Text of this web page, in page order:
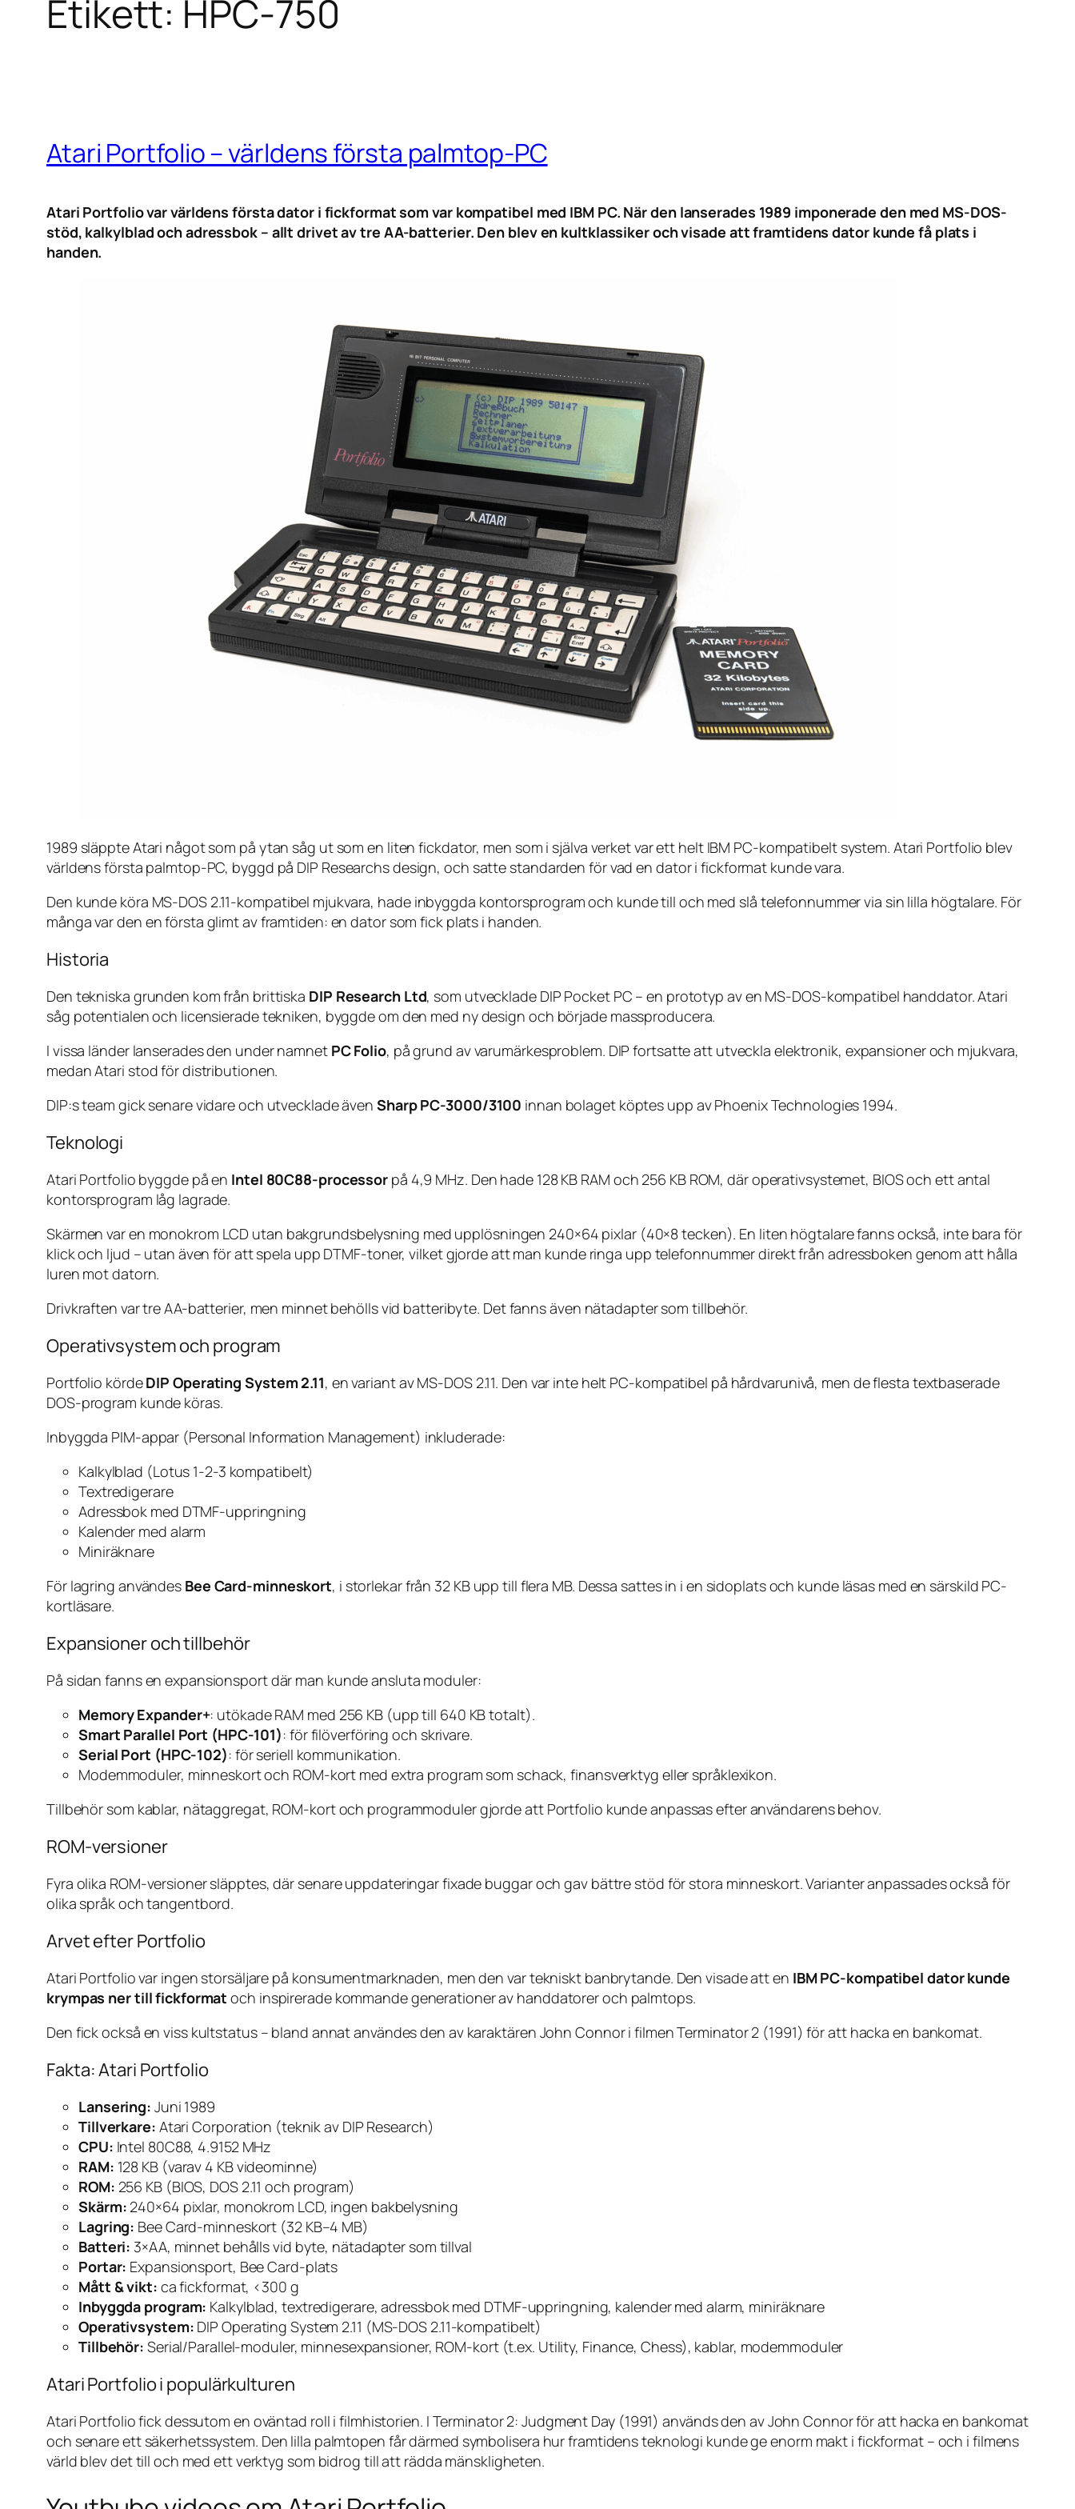
Etikett: HPC-750
Atari Portfolio – världens första palmtop-PC
Atari Portfolio var världens första dator i fickformat som var kompatibel med IBM PC. När den lanserades 1989 imponerade den med MS-DOS-
stöd, kalkylblad och adressbok – allt drivet av tre AA-batterier. Den blev en kultklassiker och visade att framtidens dator kunde få plats i
handen.
1989 släppte Atari något som på ytan såg ut som en liten fickdator, men som i själva verket var ett helt IBM PC-kompatibelt system. Atari Portfolio blev
världens första palmtop-PC, byggd på DIP Researchs design, och satte standarden för vad en dator i fickformat kunde vara.
Den kunde köra MS-DOS 2.11-kompatibel mjukvara, hade inbyggda kontorsprogram och kunde till och med slå telefonnummer via sin lilla högtalare. För
många var den en första glimt av framtiden: en dator som fick plats i handen.
Historia
Den tekniska grunden kom från brittiska DIP Research Ltd, som utvecklade DIP Pocket PC – en prototyp av en MS-DOS-kompatibel handdator. Atari
såg potentialen och licensierade tekniken, byggde om den med ny design och började massproducera.
I vissa länder lanserades den under namnet PC Folio, på grund av varumärkesproblem. DIP fortsatte att utveckla elektronik, expansioner och mjukvara,
medan Atari stod för distributionen.
DIP:s team gick senare vidare och utvecklade även Sharp PC-3000/3100 innan bolaget köptes upp av Phoenix Technologies 1994.
Teknologi
Atari Portfolio byggde på en Intel 80C88-processor på 4,9 MHz. Den hade 128 KB RAM och 256 KB ROM, där operativsystemet, BIOS och ett antal
kontorsprogram låg lagrade.
Skärmen var en monokrom LCD utan bakgrundsbelysning med upplösningen 240×64 pixlar (40×8 tecken). En liten högtalare fanns också, inte bara för
klick och ljud – utan även för att spela upp DTMF-toner, vilket gjorde att man kunde ringa upp telefonnummer direkt från adressboken genom att hålla
luren mot datorn.
Drivkraften var tre AA-batterier, men minnet behölls vid batteribyte. Det fanns även nätadapter som tillbehör.
Operativsystem och program
Portfolio kördeDIP Operating System 2.11, en variant av MS-DOS 2.11. Den var inte helt PC-kompatibel på hårdvarunivå, men de flesta textbaserade
DOS-program kunde köras.
Inbyggda PIM-appar (Personal Information Management) inkluderade:
Kalkylblad (Lotus 1-2-3 kompatibelt)
Textredigerare
Adressbok med DTMF-uppringning
Kalender med alarm
Miniräknare
För lagring användes Bee Card-minneskort, i storlekar från 32 KB upp till flera MB. Dessa sattes in i en sidoplats och kunde läsas med en särskild PC-
kortläsare.
Expansioner och tillbehör
På sidan fanns en expansionsport där man kunde ansluta moduler:
Memory Expander+: utökade RAM med 256 KB (upp till 640 KB totalt).
Smart Parallel Port (HPC-101): för filöverföring och skrivare.
Serial Port (HPC-102): för seriell kommunikation.
Modemmoduler, minneskort och ROM-kort med extra program som schack, finansverktyg eller språklexikon.
Tillbehör som kablar, nätaggregat, ROM-kort och programmoduler gjorde att Portfolio kunde anpassas efter användarens behov.
ROM-versioner
Fyra olika ROM-versioner släpptes, där senare uppdateringar fixade buggar och gav bättre stöd för stora minneskort. Varianter anpassades också för
olika språk och tangentbord.
Arvet efter Portfolio
Atari Portfolio var ingen storsäljare på konsumentmarknaden, men den var tekniskt banbrytande. Den visade att en IBM PC-kompatibel dator kunde
krympas ner till fickformat och inspirerade kommande generationer av handdatorer och palmtops.
Den fick också en viss kultstatus – bland annat användes den av karaktären John Connor i filmenTerminator 2 (1991) för att hacka en bankomat.
Fakta: Atari Portfolio
Lansering: Juni 1989
Tillverkare: Atari Corporation (teknik av DIP Research)
CPU: Intel 80C88, 4.9152 MHz
RAM: 128 KB (varav 4 KB videominne)
ROM: 256 KB (BIOS, DOS 2.11 och program)
Skärm: 240×64 pixlar, monokrom LCD, ingen bakbelysning
Lagring: Bee Card-minneskort (32 KB–4 MB)
Batteri: 3×AA, minnet behålls vid byte, nätadapter som tillval
Portar: Expansionsport, Bee Card-plats
Mått & vikt: ca fickformat, <300 g
Inbyggda program: Kalkylblad, textredigerare, adressbok med DTMF-uppringning, kalender med alarm, miniräknare
Operativsystem: DIP Operating System 2.11 (MS-DOS 2.11-kompatibelt)
Tillbehör: Serial/Parallel-moduler, minnesexpansioner, ROM-kort (t.ex. Utility, Finance, Chess), kablar, modemmoduler
Atari Portfolio i populärkulturen
Atari Portfolio fick dessutom en oväntad roll i filmhistorien. I Terminator 2: Judgment Day(1991) används den av John Connor för att hacka en bankomat
och senare ett säkerhetssystem. Den lilla palmtopen får därmed symbolisera hur framtidens teknologi kunde ge enorm makt i fickformat – och i filmens
värld blev det till och med ett verktyg som bidrog till att rädda mänskligheten.